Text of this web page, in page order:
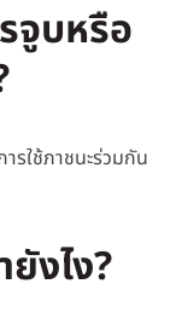
จูบหรือ
รใช้ภาชนะร่วมกัน
งไง?